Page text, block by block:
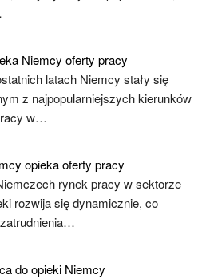
Niemcy oferty pracy
latach Niemcy stały się
z najpopularniejszych kierunków
w…
opieka oferty pracy
rynek pracy w sektorze
rozwija się dynamicznie, co
do opieki Niemcy